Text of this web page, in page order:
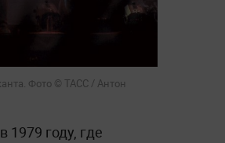
Фото © ТАСС / Антон
году, где